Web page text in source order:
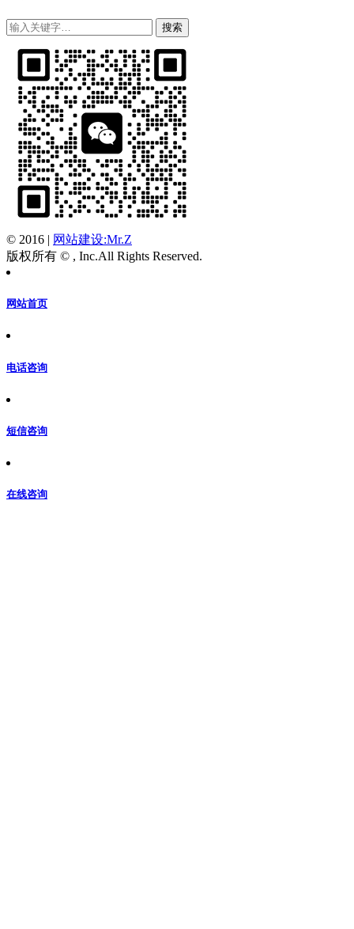
© 2016 | 网站建设:Mr.Z
版权所有 © , Inc.All Rights Reserved.
网站首页
电话咨询
短信咨询
在线咨询